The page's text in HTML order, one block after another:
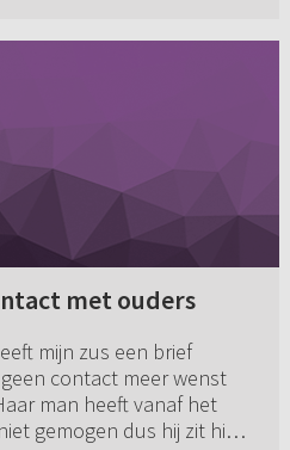
met ouders
mijn zus een brief
contact meer wenst
man heeft vanaf het
gemogen dus hij zit hier